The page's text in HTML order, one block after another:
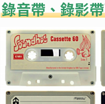
錄音帶、錄影